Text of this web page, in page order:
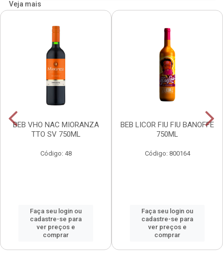
Veja mais
BEB VHO NAC MIORANZA
TTO SV 750ML
Código: 48
Faça seu login ou
cadastre-se para
ver preços e
comprar
BEB LICOR FIU FIU BANOFFE
750ML
Código: 800164
Faça seu login ou
cadastre-se para
ver preços e
comprar